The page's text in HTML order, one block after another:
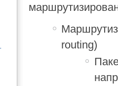
routing)